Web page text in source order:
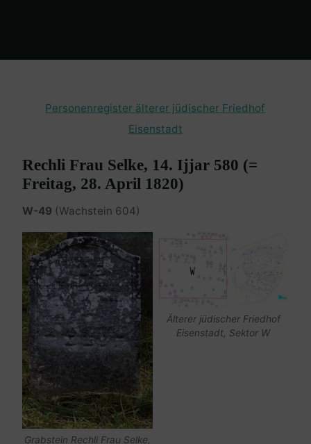
Personenregister älterer jüdischer Friedhof
Eisenstadt
Rechli Frau Selke, 14. Ijjar 580 (=
Freitag, 28. April 1820)
W-49 (Wachstein 604)
Grabstein Rechli Frau Selke,
Älterer jüdischer Friedhof
Eisenstadt, Sektor W